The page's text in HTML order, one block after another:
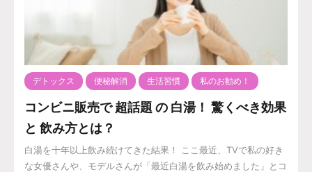
デトックス 便秘解消 生活習慣 私のお勧め！
コンビニ販売で 超話題 の 白湯！ 驚くべき効果
と 飲み方とは？
白湯を十年以上飲み続けてきた結果！ ここ最近、TVで私の好き
な女優さんや、モデルさんが「最近白湯を飲み始めました」とコ